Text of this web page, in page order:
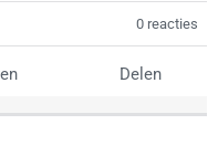
0 reacties
Delen